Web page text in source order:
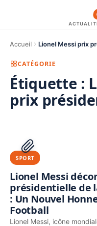
Accueil Lionel Messi prix
CATÉGORIE
Étiquette :
prix
PUBLICITÉ
SPORT
Lionel Messi
présidentielle de
: Un Nouvel
Football
Lionel Messi, icône